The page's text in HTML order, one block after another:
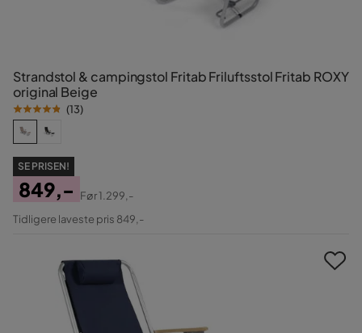
Strandstol & campingstol Fritab Friluftsstol Fritab ROXY
original Beige
(13)
SE PRISEN!
Pris
849,-
Original
Før1.299,-
Tidligere laveste pris 849,-